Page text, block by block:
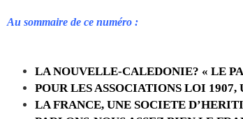
Au sommaire de ce numéro :
LA NOUVELLE-CALEDONIE? « LE
POUR LES ASSOCIATIONS LOI 1907,
LA FRANCE, UNE SOCIETE